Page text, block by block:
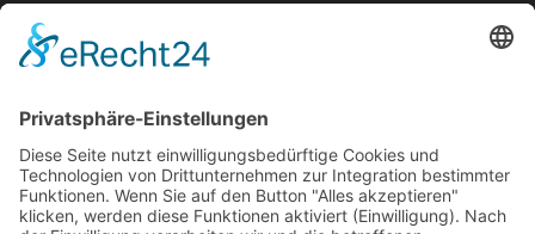
Bekanntmachungen
Zu uns
Unser Team